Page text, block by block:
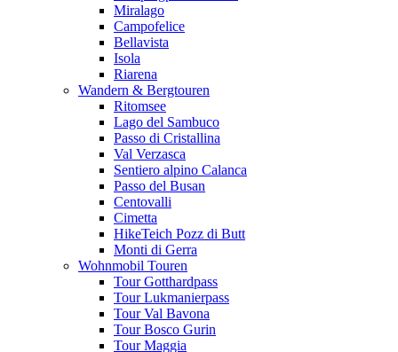
Miralago
Campofelice
Bellavista
Isola
Riarena
Wandern & Bergtouren
Ritomsee
Lago del Sambuco
Passo di Cristallina
Val Verzasca
Sentiero alpino Calanca
Passo del Busan
Centovalli
Cimetta
HikeTeich Pozz di Butt
Monti di Gerra
Wohnmobil Touren
Tour Gotthardpass
Tour Lukmanierpass
Tour Val Bavona
Tour Bosco Gurin
Tour Maggia